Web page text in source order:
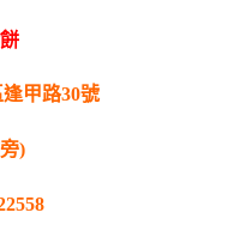
甲路30號
)